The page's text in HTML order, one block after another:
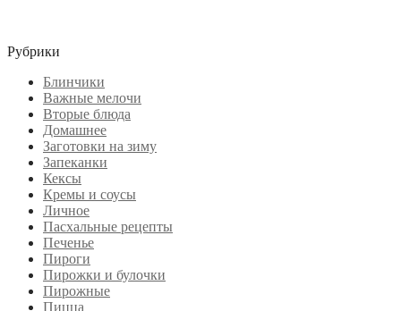
Рубрики
Блинчики
Важные мелочи
Вторые блюда
Домашнее
Заготовки на зиму
Запеканки
Кексы
Кремы и соусы
Личное
Пасхальные рецепты
Печенье
Пироги
Пирожки и булочки
Пирожные
Пицца